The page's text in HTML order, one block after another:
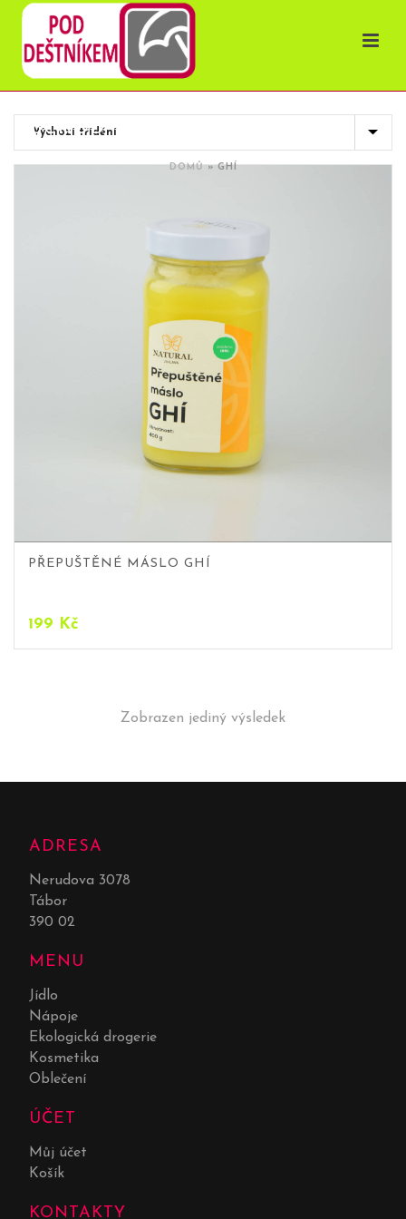
OBCHOD
DOMŮ»GHÍ
PŘEPUŠTĚNÉ MÁSLO GHÍ
199 Kč
Zobrazen jediný výsledek
ADRESA
Nerudova 3078
Tábor
390 02
MENU
Jídlo
Nápoje
Ekologická drogerie
Kosmetika
Oblečení
ÚČET
Můj účet
Košík
KONTAKTY